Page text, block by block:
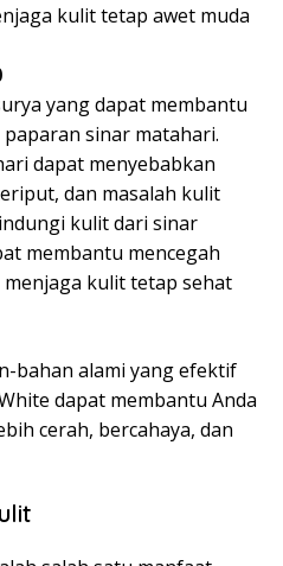
kulit tetap awet muda
yang dapat membantu
sinar matahari.
dapat menyebabkan
dan masalah kulit
kulit dari sinar
membantu mencegah
kulit tetap sehat
bahan alami yang efektif
dapat membantu Anda
cerah, bercahaya, dan